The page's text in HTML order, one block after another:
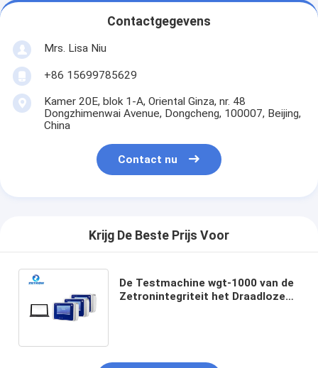
Contactgegevens
Mrs. Lisa Niu
+86 15699785629
Kamer 20E, blok 1-A, Oriental Ginza, nr. 48
Dongzhimenwai Avenue, Dongcheng, 100007, Beijing,
China
Contact nu
Krijg De Beste Prijs Voor
De Testmachine wgt-1000 van de
Zetronintegriteit het Draadloze